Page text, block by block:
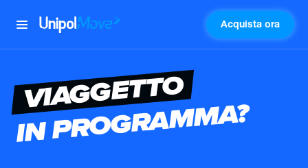
UnipolMove Acquista ora
VIAGGETTO
IN PROGRAMMA?